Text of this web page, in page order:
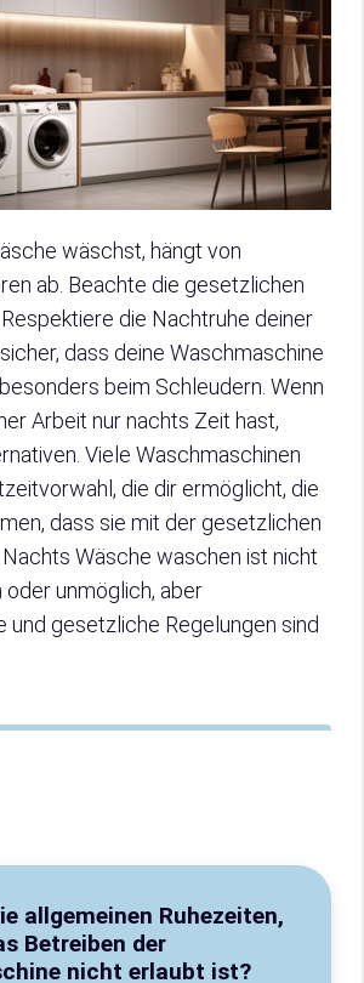
wäschst, hängt von
ab. Beachte die gesetzlichen
die Nachtruhe deiner
dass deine Waschmaschine
beim Schleudern. Wenn
Arbeit nur nachts Zeit hast,
Viele Waschmaschinen
die dir ermöglicht, die
dass sie mit der gesetzlichen
Wäsche waschen ist nicht
unmöglich, aber
und gesetzliche Regelungen sind
allgemeinen Ruhezeiten,
Betreiben der
nicht erlaubt ist?